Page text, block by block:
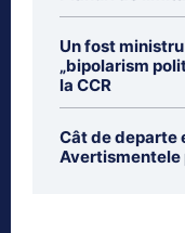
Un fost
„bipolarism
la CCR
Cât de departe
Avertismentele